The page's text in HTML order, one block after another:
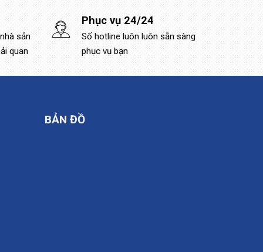
sản
quan
Phục vụ 24/24
Số hotline luôn luôn sẵn sàng
phục vụ bạn
BẢN ĐỒ